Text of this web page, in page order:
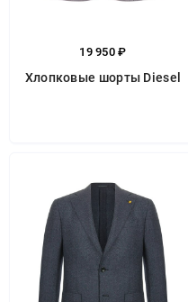
19 950 ₽
Хлопковые шорты Diesel